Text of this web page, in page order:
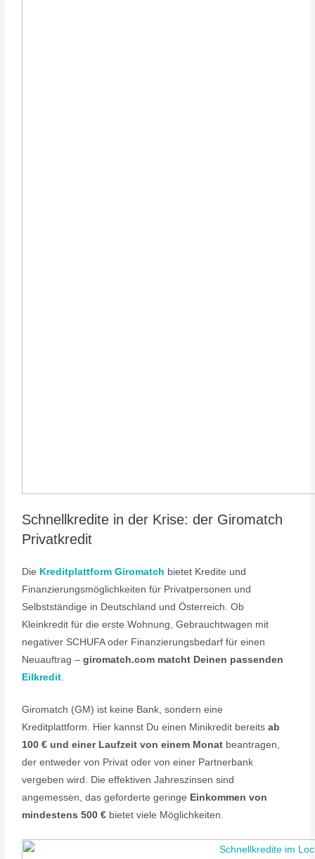
Schnellkredite in der Krise: der Giromatch
Privatkredit
Die Kreditplattform Giromatch bietet Kredite und
Finanzierungsmöglichkeiten für Privatpersonen und
Selbstständige in Deutschland und Österreich. Ob
Kleinkredit für die erste Wohnung, Gebrauchtwagen mit
negativer SCHUFA oder Finanzierungsbedarf für einen
Neuauftrag –giromatch.com matcht Deinen passenden
Eilkredit
Giromatch (GM) ist keine Bank, sondern eine
Kreditplattform. Hier kannst Du einen Minikredit bereitsab
100 € und einer Laufzeit von einem Monat beantragen,
der entweder von Privat oder von einer Partnerbank
vergeben wird. Die effektiven Jahreszinsen sind
angemessen, das geforderte geringe Einkommen von
mindestens 500 € bietet viele Möglichkeiten.